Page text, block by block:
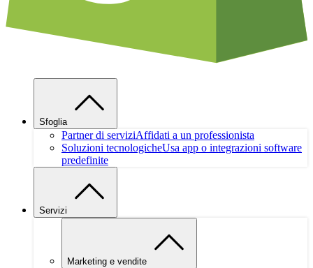
Sfoglia
Partner di serviziAffidati a un professionista
Soluzioni tecnologicheUsa app o integrazioni software
predefinite
Servizi
Marketing e vendite